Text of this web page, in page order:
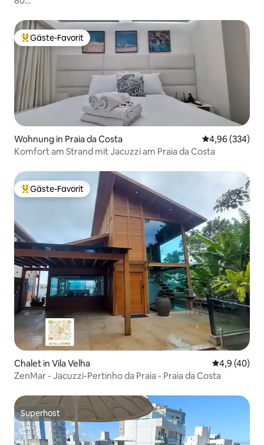
Beliebter Gäste-Favorit.
Gäste-Favorit
Wohnung in Praia da Costa
4,96 (334)
Komfort am Strand mit Jacuzzi am Praia da Costa
Beliebter Gäste-Favorit.
Gäste-Favorit
Chalet in Vila Velha
4,9 (40)
ZenMar - Jacuzzi-Pertinho da Praia - Praia da Costa
Superhost
Superhost